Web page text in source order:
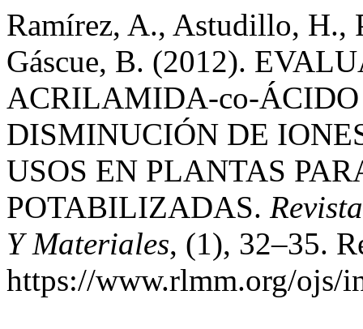
Ramírez, A., Astudillo, H.,
Gáscue, B. (2012).
ACRILAMIDA-co-
DISMINUCIÓN DE
USOS EN PLANTAS
POTABILIZADAS.
Y Materiales, (1), 32–35.
https://www.rlmm.org/ojs/